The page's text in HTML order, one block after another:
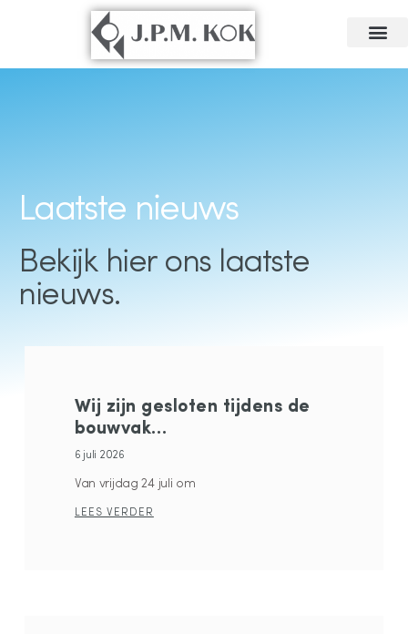
Laatste nieuws
Bekijk hier ons laatste
nieuws.
Wij zijn gesloten tijdens de
bouwvak…
6 juli 2026
Van vrijdag 24 juli om
LEES VERDER